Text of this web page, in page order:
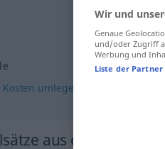
Kosten umlegen
aus externen
Wir und
Genaue
und/oder Zugriff
Werbung und
Liste der